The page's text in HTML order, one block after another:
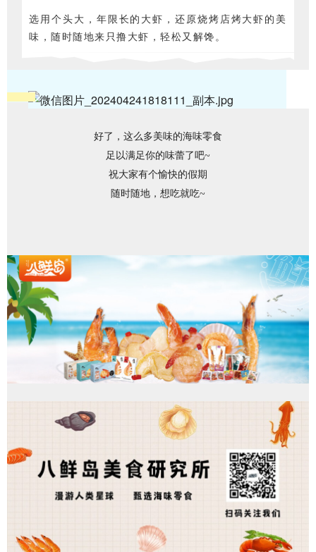
选用个头大，年限长的大虾，还原烧烤店烤大虾的美
味，随时随地来只撸大虾，轻松又解馋。
好了，这么多美味的海味零食
足以满足你的味蕾了吧~
祝大家有个愉快的假期
随时随地，想吃就吃~